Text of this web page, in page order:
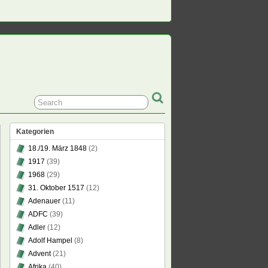
Kategorien
18./19. März 1848 (2)
1917 (39)
1968 (29)
31. Oktober 1517 (12)
Adenauer (11)
ADFC (39)
Adler (12)
Adolf Hampel (8)
Advent(21)